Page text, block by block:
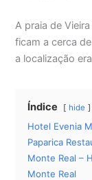
A praia de
ficam a cerca
a localização
Índice hide
Hotel Evenia
Paparica
Monte Real –
Monte Real